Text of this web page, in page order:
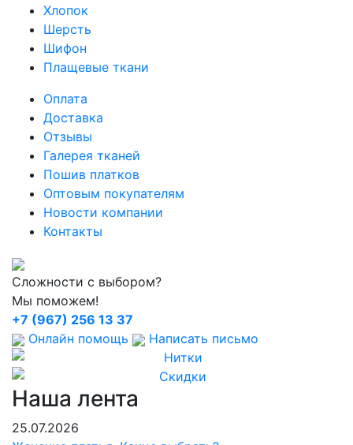
Хлопок
Шерсть
Шифон
Плащевые ткани
Оплата
Доставка
Отзывы
Галерея тканей
Пошив платков
Оптовым покупателям
Новости компании
Контакты
Сложности с выбором?
Мы поможем!
+7 (967) 256 13 37
Онлайн помощь
Написать письмо
Наша лента
25.07.2026